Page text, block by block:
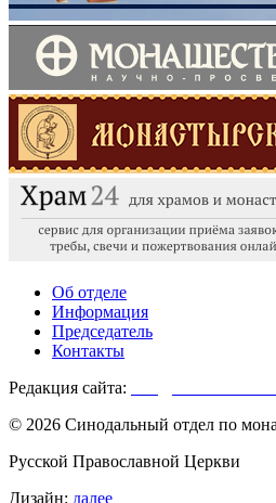
Об отделе
Информация
Председатель
Контакты
Редакция сайта:
© 2026 Синодальный отдел по
Русской Православной Церкви
Дизайн: далее